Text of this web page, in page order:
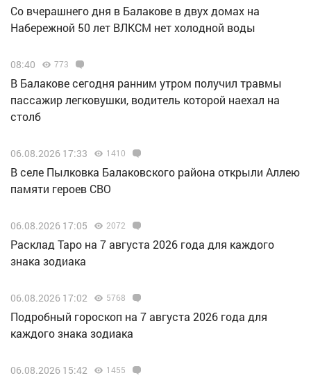
Со вчерашнего дня в Балакове в двух домах на
Набережной 50 лет ВЛКСМ нет холодной воды
08:40 773
В Балакове сегодня ранним утром получил травмы
пассажир легковушки, водитель которой наехал на
столб
06.08.2026 17:33 1410
В селе Пылковка Балаковского района открыли Аллею
памяти героев СВО
06.08.2026 17:05 2072
Расклад Таро на 7 августа 2026 года для каждого
знака зодиака
06.08.2026 17:02 5768
Подробный гороскоп на 7 августа 2026 года для
каждого знака зодиака
06.08.2026 15:42 1455